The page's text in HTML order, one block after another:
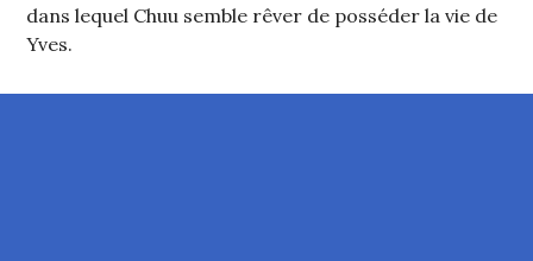
dans lequel Chuu semble rêver de posséder la vie de
Yves.